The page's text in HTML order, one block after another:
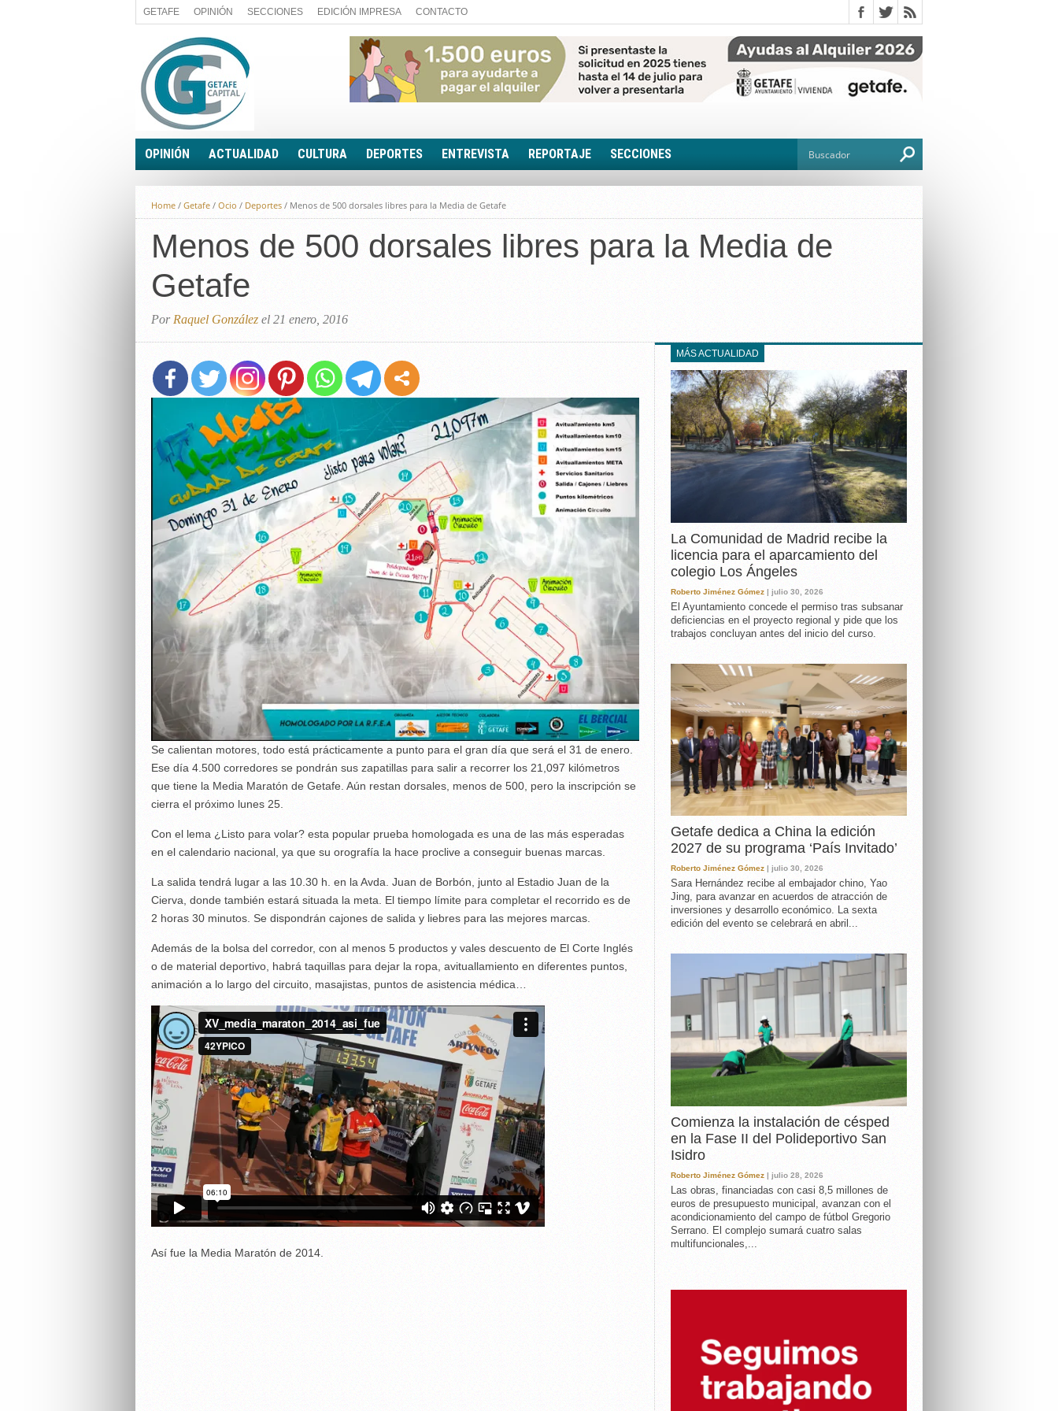
GETAFE OPINIÓN SECCIONES EDICIÓN IMPRESA CONTACTO
OPINIÓN
A FIN DE CUENTAS
PALABRA DE CONCEJAL
LA PIEDRA DE SÍSIFO
EL SACAPUNTAS
TODAS LAS BANDERAS
ROTAS
ACTUALIDAD
POLÍTICA
ECONOMÍA
BREVES
CULTURA DEPORTES ENTREVISTA REPORTAJE SECCIONES
FOTONOTICIA
LOOK TOTAL
RINCÓN PSICOLÓGICO
LA VOZ DE LA
EXPERIENCIA
IN MEMORIAM
MEMORIA RECUPERADA
UN MINUTO EN EL
VARIOS
Home / Getafe / Ocio / Deportes / Menos de 500 dorsales libres para la Media de Getafe
Menos de 500 dorsales libres para la Media de
Getafe
Por Raquel González el 21 enero, 2016
Se calientan motores, todo está prácticamente a punto para el gran día que será el 31 de enero.
Ese día 4.500 corredores se pondrán sus zapatillas para salir a recorrer los 21,097 kilómetros
que tiene la Media Maratón de Getafe. Aún restan dorsales, menos de 500, pero la inscripción se
cierra el próximo lunes 25.
Con el lema ¿Listo para volar? esta popular prueba homologada es una de las más esperadas
en el calendario nacional, ya que su orografía la hace proclive a conseguir buenas marcas.
La salida tendrá lugar a las 10.30 h. en la Avda. Juan de Borbón, junto al Estadio Juan de la
Cierva, donde también estará situada la meta. El tiempo límite para completar el recorrido es de
2 horas 30 minutos. Se dispondrán cajones de salida y liebres para las mejores marcas.
Además de la bolsa del corredor, con al menos 5 productos y vales descuento de El Corte Inglés
o de material deportivo, habrá taquillas para dejar la ropa, avituallamiento en diferentes puntos,
animación a lo largo del circuito, masajistas, puntos de asistencia médica…
Así fue la Media Maratón de 2014.
MÁS ACTUALIDAD
La Comunidad de Madrid recibe la
licencia para el aparcamiento del
colegio Los Ángeles
Roberto Jiménez Gómez | julio 30, 2026
El Ayuntamiento concede el permiso tras subsanar
deficiencias en el proyecto regional y pide que los
trabajos concluyan antes del inicio del curso.
Getafe dedica a China la edición
2027 de su programa ‘País Invitado’
Roberto Jiménez Gómez | julio 30, 2026
Sara Hernández recibe al embajador chino, Yao
Jing, para avanzar en acuerdos de atracción de
inversiones y desarrollo económico. La sexta
edición del evento se celebrará en abril...
Comienza la instalación de césped
en la Fase II del Polideportivo San
Isidro
Roberto Jiménez Gómez | julio 28, 2026
Las obras, financiadas con casi 8,5 millones de
euros de presupuesto municipal, avanzan con el
acondicionamiento del campo de fútbol Gregorio
Serrano. El complejo sumará cuatro salas
multifuncionales,...